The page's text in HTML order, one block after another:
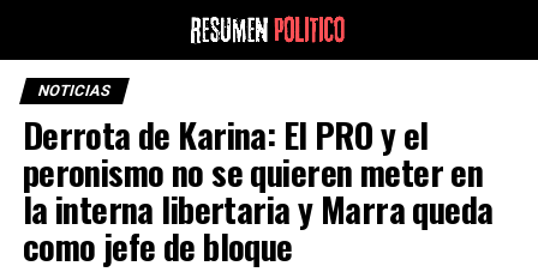
NOTICIAS
Derrota de Karina: El PRO y el
peronismo no se quieren meter en
la interna libertaria y Marra queda
como jefe de bloque